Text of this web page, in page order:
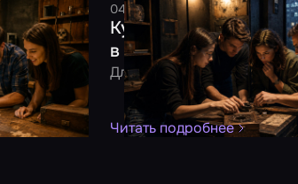
компании
04 августа 20268 минут
Куда сходить в
в Москве: 10 идей
Для тех, кто не хочет
Читать подробнее